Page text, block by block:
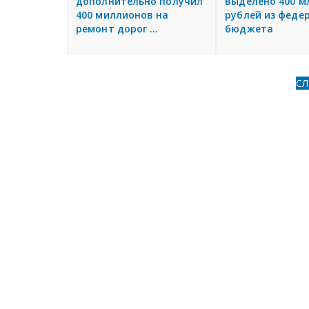
400 миллионов на
ремонт дорог ...
рублей из
бюджета